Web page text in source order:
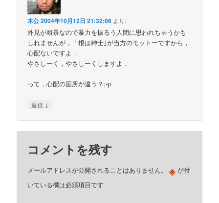
木公2004年10月12日 21:32:06 より:
外見が粗暴なので暴力を振るう人間に思われちゃうかも
しれませんが，「根は紳士｣が当方のモットーですから，
心配ないですよ．
やさしーく，やさしーくしますよ．
って，心配の箇所が違う？;-p
返信 ↓
コメントを残す
メールアドレスが公開されることはありません。 ※ が付
いている欄は必須項目です